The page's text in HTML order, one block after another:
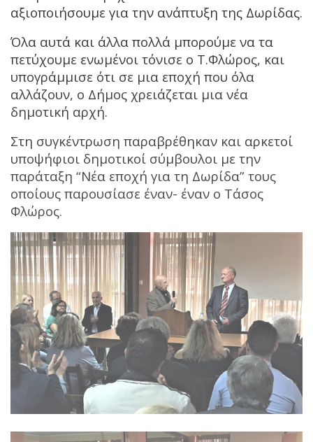
αξιοποιήσουμε για την ανάπτυξη της Δωρίδας.
Όλα αυτά και άλλα πολλά μπορούμε να τα
πετύχουμε ενωμένοι τόνισε ο Τ.Φλώρος, και
υπογράμμισε ότι σε μια εποχή που όλα
αλλάζουν, ο Δήμος χρειάζεται μια νέα
δημοτική αρχή.
Στη συγκέντρωση παραβρέθηκαν και αρκετοί
υποψήφιοι δημοτικοί σύμβουλοι με την
παράταξη “Νέα εποχή για τη Δωρίδα” τους
οποίους παρουσίασε έναν- έναν ο Τάσος
Φλώρος.